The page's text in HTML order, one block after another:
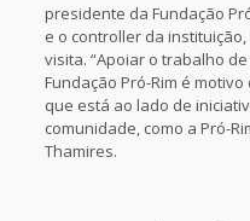
presidente da Fundação
e o controller da
visita. “Apoiar o trabalho
Fundação Pró-Rim é
que está ao lado de
comunidade, como a Pró-
Thamires.